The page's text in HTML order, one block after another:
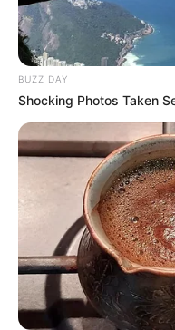
BUZZ DAY
Shocking Photos Taken